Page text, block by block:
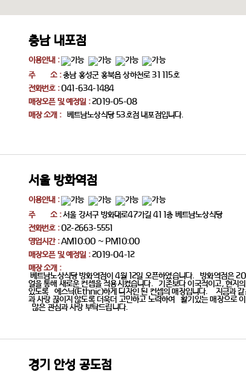
충남 내포점
이용안내 :
주 소 :충남 홍성군 홍북읍 상하천로 31 115호
전화번호 :041-634-1484
매장오픈 및 예정일 :2019-05-08
매장 소개 :베트남노상식당 53호점 내포점입니다.
서울 방화역점
이용안내 :
주 소 :서울 강서구 방화대로47가길 41 1층 베트남노상식당
전화번호 :02-2663-5551
영업시간 :AM10:00 ~ PM10:00
매장오픈 및 예정일 :2019-04-12
매장 소개 :
베트남노상식당 방화역점이 4월 12일 오픈하였습니다. 방화역점은
얼을 통해 새로운 컨셉을 적용시켰습니다. 기존보다 이국적이고, 현지
있도록 에스닉(Ethnic)하게 디자인 된 컨셉의 매장입니다. 지금과 같
과 사랑 끊이지 않도록 더욱더 고민하고 노력하여 활기있는 매장으로
많은 관심과 사랑 부탁드립니다.
경기 안성 공도점